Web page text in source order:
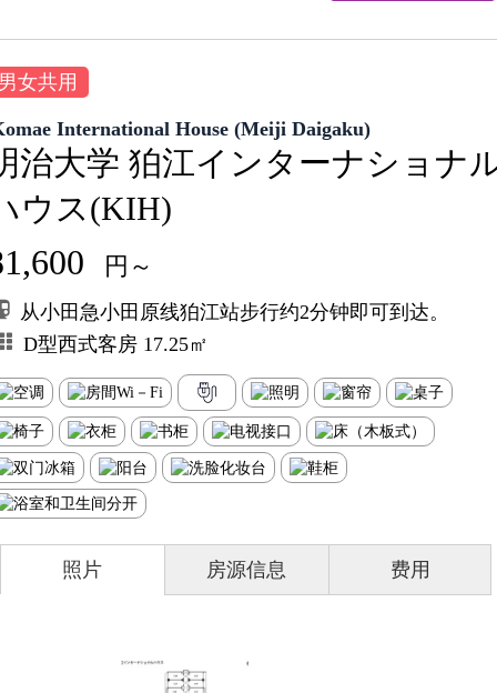
女共用
International House (Meiji Daigaku)
治大学 狛江インターナショナ
ウス(KIH)
円～
从小田急小田原线狛江站步行约2分钟即可到达。
D型西式客房 17.25㎡
照片 房源信息 费用